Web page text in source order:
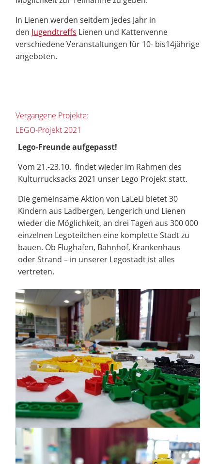
In Lienen werden seitdem jedes Jahr in
den Jugendtreffs Lienen und Kattenvenne
verschiedene Veranstaltungen für 10- bis14jährige
angeboten.
Vergangene Projekte:
LEGO-Projekt 2021
Lego-Freunde aufgepasst!
Vom 21.-23.10. findet wieder im Rahmen des
Kulturrucksacks 2021 unser Lego Projekt statt.
Die gemeinsame Aktion von LaLeLi bietet 30
Kindern aus Ladbergen, Lengerich und Lienen
wieder die Möglichkeit, an drei Tagen aus 300 000
einzelnen Legoteilchen eine komplette Stadt zu
bauen. Ob Flughafen, Bahnhof, Krankenhaus
oder Strand – in unserer Legostadt ist alles
vertreten.